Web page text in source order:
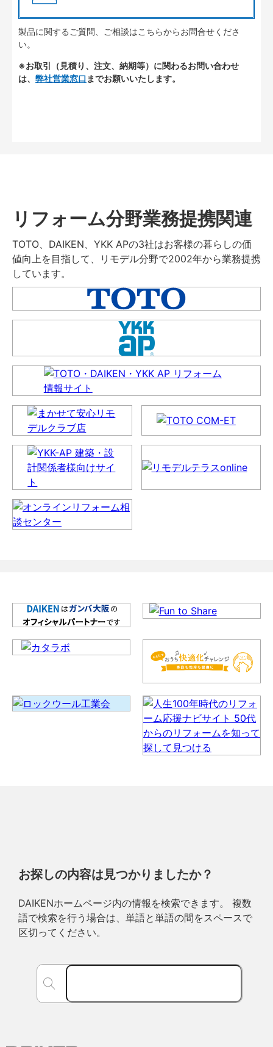
製品に関するご質問、ご相談はこちらからお問合せくださ
い。
※お取引（見積り、注文、納期等）に関わるお問い合わせ
は、 弊社営業窓口 までお願いいたします。
リフォーム分野業務提携関連
TOTO、DAIKEN、YKK APの3社はお客様の暮らしの価
値向上を目指して、リモデル分野で2002年から業務提携
しています。
お探しの内容は見つかりましたか？
DAIKENホームページ内の情報を検索できます。 複数
語で検索を行う場合は、単語と単語の間をスペースで
区切ってください。